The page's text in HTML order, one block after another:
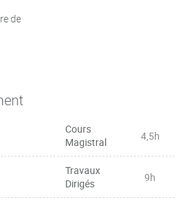
de
Cours
Magistral
4,5h
Travaux
Dirigés
9h